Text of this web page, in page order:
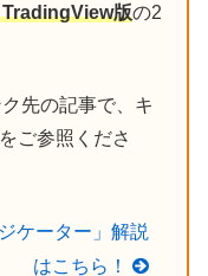
版の2
先の記事で、キ
ご参照くださ
ケーター」解説
はこちら！